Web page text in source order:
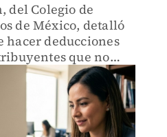
del Colegio de
de México, detalló
hacer deducciones
que no
obtener saldo a